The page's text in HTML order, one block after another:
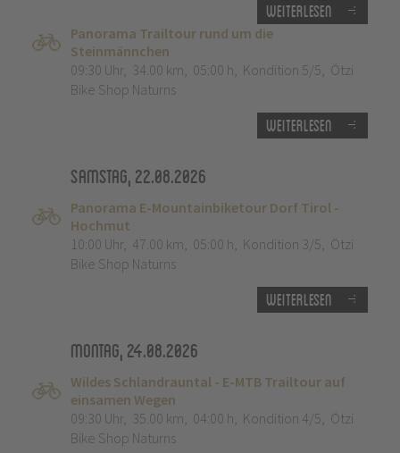
Weiterlesen
Panorama Trailtour rund um die
Steinmännchen
09:30 Uhr, 34.00 km, 05:00 h, Kondition 5/5, Ötzi
Bike Shop Naturns
Weiterlesen
Samstag, 22.08.2026
Panorama E-Mountainbiketour Dorf Tirol -
Hochmut
10:00 Uhr, 47.00 km, 05:00 h, Kondition 3/5, Ötzi
Bike Shop Naturns
Weiterlesen
Montag, 24.08.2026
Wildes Schlandrauntal - E-MTB Trailtour auf
einsamen Wegen
09:30 Uhr, 35.00 km, 04:00 h, Kondition 4/5, Ötzi
Bike Shop Naturns